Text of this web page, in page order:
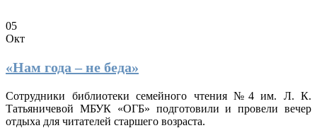
05
Окт
«Нам года – не беда»
Сотрудники библиотеки семейного чтения №4 им. Л. К.
Татьяничевой МБУК «ОГБ» подготовили и провели вечер
отдыха для читателей старшего возраста.